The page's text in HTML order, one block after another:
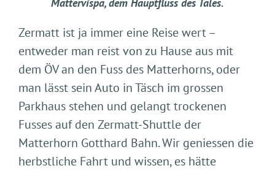
Zermatt ist ja immer eine Reise wert –
entweder man reist von zu Hause aus mit
dem ÖV an den Fuss des Matterhorns, oder
man lässt sein Auto in Täsch im grossen
Parkhaus stehen und gelangt trockenen
Fusses auf den Zermatt-Shuttle der
Matterhorn Gotthard Bahn. Wir geniessen die
herbstliche Fahrt und wissen, es hätte